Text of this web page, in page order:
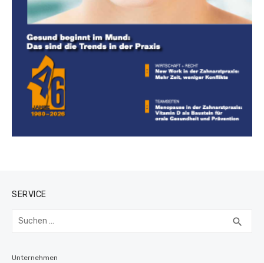
SERVICE
Suchen
search
Unternehmen